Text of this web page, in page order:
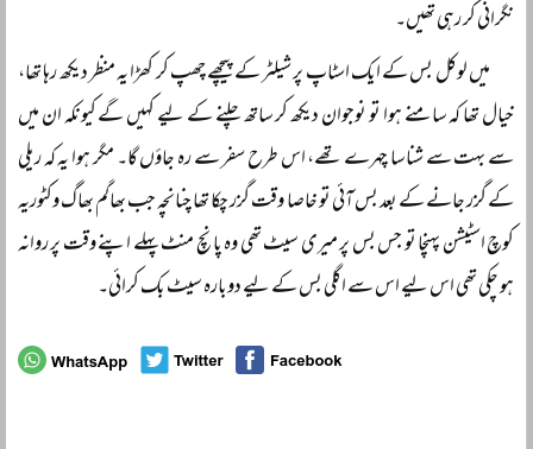
نگرانی کر رہی تھیں۔
میں لوکل بس کے ایک اسٹاپ پر شیلٹر کے پیچھے چھپ کر کھڑا یہ منظر دیکھ رہا تھا،
خیال تھا کہ سامنے ہوا تو نوجوان دیکھ کر ساتھ چلنے کے لیے کہیں گے کیونکہ ان میں
سے بہت سے شناسا چہرے تھے، اس طرح سفر سے رہ جاؤں گا۔ مگر ہوا یہ کہ ریلی
کے گزر جانے کے بعد بس آئی تو خاصا وقت گزر چکا تھا چنانچہ جب بھاگم بھاگ وکٹوریہ
کوچ اسٹیشن پہنچا تو جس بس پر میری سیٹ تھی وہ پانچ منٹ پہلے اپنے وقت پر روانہ
ہو چکی تھی اس لیے اس سے اگلی بس کے لیے دوبارہ سیٹ بک کرائی۔